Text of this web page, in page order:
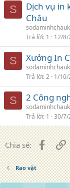
S
Dịch vụ in
Châu
Trả lời 1 12/8/
S Xưởng In
Trả lời 2 1/
S 2 Công
Trả lời 1 30/7/
Chia sẻ:
Rao vặt